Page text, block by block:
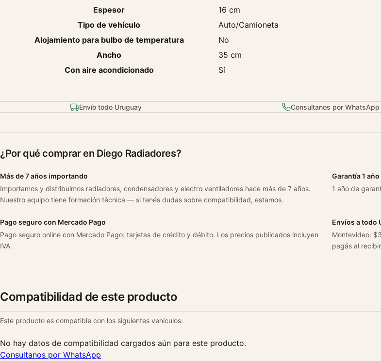
c
a
Espesor
16 cm
Tipo de vehículo
Auto/Camioneta
Alojamiento para bulbo de temperatura
No
Ancho
35 cm
Con aire acondicionado
Sí
Envío todo Uruguay Consultanos por WhatsApp
¿Por qué comprar en Diego Radiadores?
Más de 7 años importando
Importamos y distribuimos radiadores, condensadores y electro ventiladores hace más de 7 años.
Nuestro equipo tiene formación técnica — si tenés dudas sobre compatibilidad, estamos.
Garantía 1 año
1 año de
Pago seguro con Mercado Pago
Pago seguro online con Mercado Pago: tarjetas de crédito y débito. Los precios publicados incluyen
IVA.
Envíos a todo
Montevideo:
pagás al
Compatibilidad de este producto
Este producto es compatible con los siguientes vehículos:
No hay datos de compatibilidad cargados aún para este producto.
Consultanos por WhatsApp